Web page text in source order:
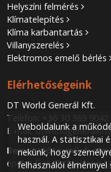
Helyszíni felmérés
Klímatelepítés
Klíma karbantartás
Villanyszerelés
Elektromos emelő bérlés
Elérhetőségeink
DT World Generál Kft.
Telefon:
E-mail:
Bemutatótermünk
épület fszt. 7. (Madison
Weboldalunk a
használ. A statisztikai
nekünk, hogy
felhasználói élménnyel